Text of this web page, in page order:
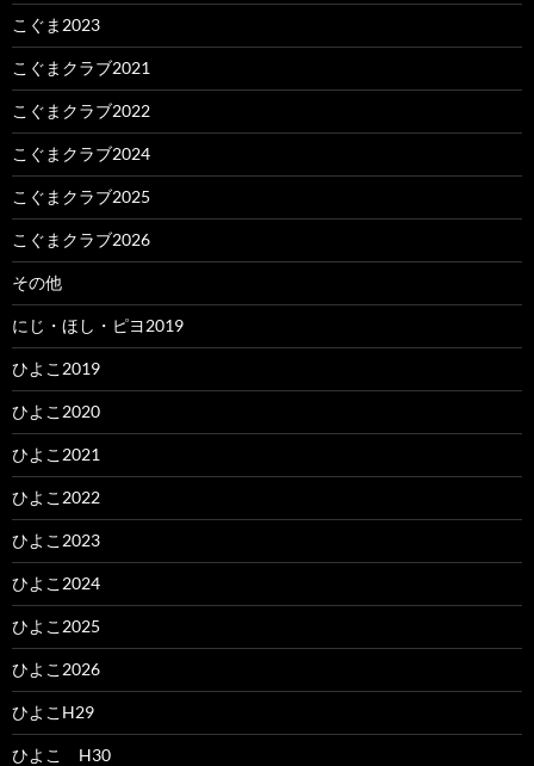
こぐま2023
こぐまクラブ2021
こぐまクラブ2022
こぐまクラブ2024
こぐまクラブ2025
こぐまクラブ2026
その他
にじ・ほし・ピヨ2019
ひよこ2019
ひよこ2020
ひよこ2021
ひよこ2022
ひよこ2023
ひよこ2024
ひよこ2025
ひよこ2026
ひよこH29
ひよこ H30